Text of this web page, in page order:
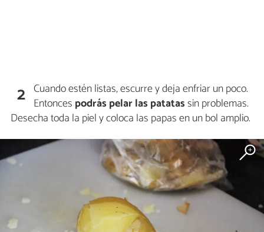
2 Cuando estén listas, escurre y deja enfriar un poco.
Entonces podrás pelar las patatassin problemas.
Desecha toda la piel y coloca las papas en un bol amplio.